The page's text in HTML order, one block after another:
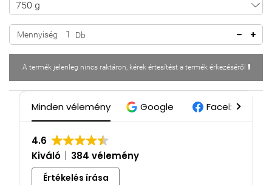
Mennyiség Db
A termék jelenleg nincs raktáron, kérek értesítést a termék érkezéséről
Minden vélemény Google Facebook
4.6
Kiváló
384 vélemény
Értékelés írása